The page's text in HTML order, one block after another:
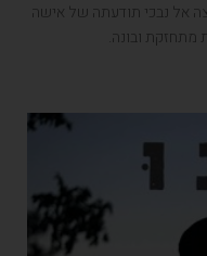
אל נבכי תודעתה של אישה
ובונה.